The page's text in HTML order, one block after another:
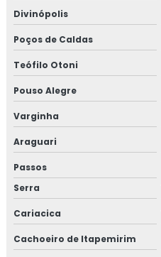
Divinópolis
Poços de Caldas
Teófilo Otoni
Pouso Alegre
Varginha
Araguari
Passos
Serra
Cariacica
Cachoeiro de Itapemirim